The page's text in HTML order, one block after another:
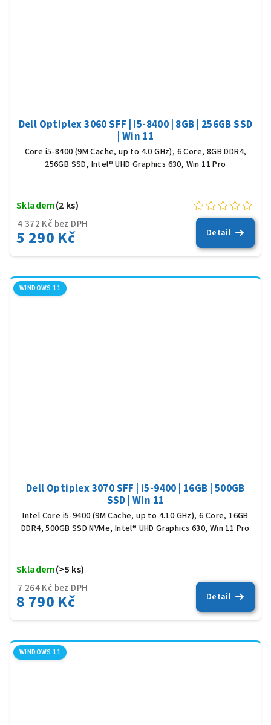
Dell Optiplex 3060 SFF | i5-8400 | 8GB | 256GB SSD
| Win 11
Core i5-8400 (9M Cache, up to 4.0 GHz), 6 Core, 8GB DDR4,
256GB SSD, Intel® UHD Graphics 630, Win 11 Pro
4 372 Kč bez DPH
5 290 Kč
Skladem(2 ks)
Detail
WINDOWS 11
Dell Optiplex 3070 SFF | i5-9400 | 16GB | 500GB
SSD | Win 11
Intel Core i5-9400 (9M Cache, up to 4.10 GHz), 6 Core, 16GB
DDR4, 500GB SSD NVMe, Intel® UHD Graphics 630, Win 11 Pro
7 264 Kč bez DPH
8 790 Kč
Skladem(>5 ks)
je
5,0
Detail
WINDOWS 11